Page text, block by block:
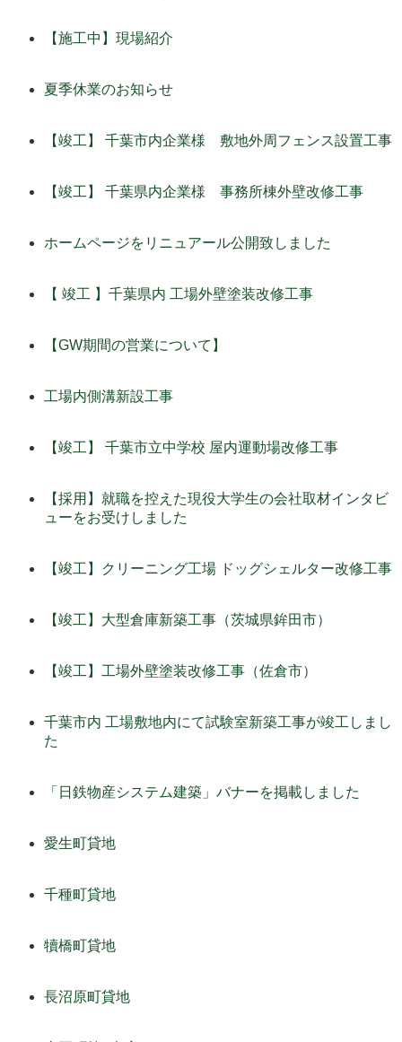
【施工中】現場紹介
夏季休業のお知らせ
【竣工】 千葉市内企業様 敷地外周フェンス設置工事
【竣工】 千葉県内企業様 事務所棟外壁改修工事
ホームページをリニュアール公開致しました
【 竣工 】千葉県内 工場外壁塗装改修工事
【GW期間の営業について】
工場内側溝新設工事
【竣工】 千葉市立中学校 屋内運動場改修工事
【採用】就職を控えた現役大学生の会社取材インタビ
ューをお受けしました
【竣工】クリーニング工場 ドッグシェルター改修工事
【竣工】大型倉庫新築工事（茨城県鉾田市）
【竣工】工場外壁塗装改修工事（佐倉市）
千葉市内 工場敷地内にて試験室新築工事が竣工しまし
た
「日鉄物産システム建築」バナーを掲載しました
愛生町貸地
千種町貸地
犢橋町貸地
長沼原町貸地